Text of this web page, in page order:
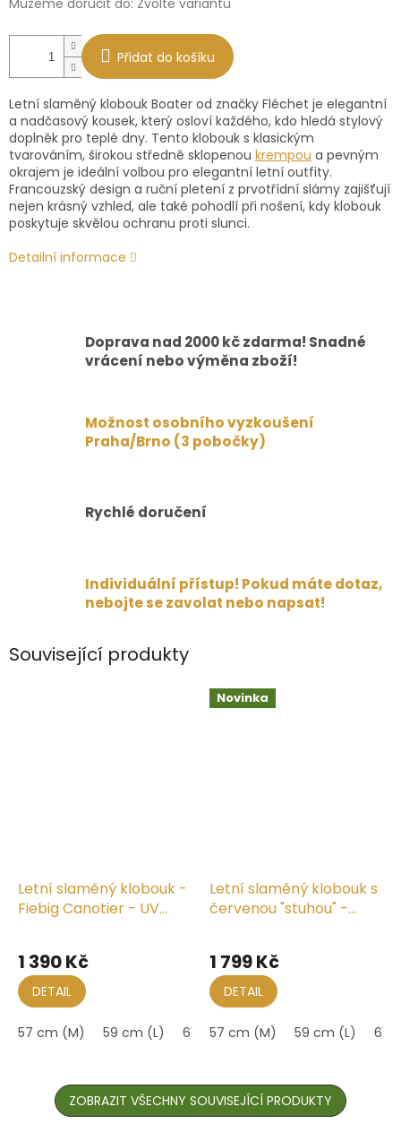
Můžeme doručit do: Zvolte variantu
Přidat do košíku
Letní slaměný klobouk Boater od značky Fléchet je elegantní
a nadčasový kousek, který osloví každého, kdo hledá stylový
doplněk pro teplé dny. Tento klobouk s klasickým
tvarováním, širokou středně sklopenou krempou a pevným
okrajem je ideální volbou pro elegantní letní outfity.
Francouzský design a ruční pletení z prvotřídní slámy zajišťují
nejen krásný vzhled, ale také pohodlí při nošení, kdy klobouk
poskytuje skvělou ochranu proti slunci.
Detailní informace
Doprava nad 2000 kč zdarma! Snadné
vrácení nebo výměna zboží!
Možnost osobního vyzkoušení
Praha/Brno (3 pobočky)
Rychlé doručení
Individuální přístup! Pokud máte dotaz,
nebojte se zavolat nebo napsat!
Související produkty
Letní slaměný klobouk -
Fiebig Canotier - UV
1 390 Kč
DETAIL
57 cm (M) 59 cm (L) 61 cm (XL)
Novinka
Letní slaměný klobouk s
červenou "stuhou" -
1 799 Kč
DETAIL
57 cm (M) 59 cm (L) 61
ZOBRAZIT VŠECHNY SOUVISEJÍCÍ PRODUKTY